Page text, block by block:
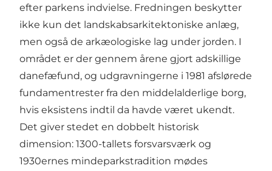
efter parkens indvielse. Fredningen beskytter
ikke kun det landskabsarkitektoniske anlæg,
men også de arkæologiske lag under jorden. I
området er der gennem årene gjort adskillige
danefæfund, og udgravningerne i 1981 afslørede
fundamentrester fra den middelalderlige borg,
hvis eksistens indtil da havde været ukendt.
Det giver stedet en dobbelt historisk
dimension: 1300-tallets forsvarsværk og
1930ernes mindeparkstradition mødes